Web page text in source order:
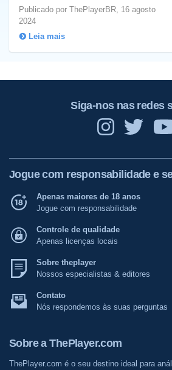
Publicado por ThePlayerBR, 16 agosto
2024
Leia mais
Siga-nos nas redes
Jogue com responsabilidade e
Apenas maiores de 18 anos
Jogue com responsabilidade
Controle de qualidade
Apenas licenças locais
Sobre theplayer
Nossos especialistas & editores
Contato
Nós respondemos às suas perguntas
Sobre a ThePlayer.com
ThePlayer.com é o seu destino ideal para